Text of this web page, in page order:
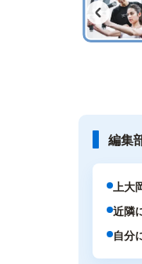
編集
上
近隣
自分